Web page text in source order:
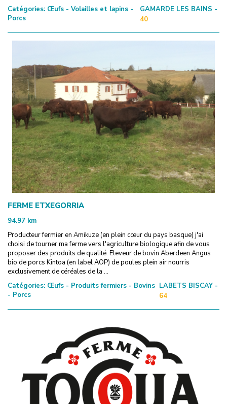
Catégories: Œufs - Volailles et lapins -
Porcs
GAMARDE LES BAINS -
40
FERME ETXEGORRIA
94.97 km
Producteur fermier en Amikuze (en plein cœur du pays basque) j'ai
choisi de tourner ma ferme vers l'agriculture biologique afin de vous
proposer des produits de qualité. Eleveur de bovin Aberdeen Angus
bio de porcs Kintoa (en label AOP) de poules plein air nourris
exclusivement de céréales de la ...
Catégories: Œufs - Produits fermiers - Bovins
- Porcs
LABETS BISCAY -
64